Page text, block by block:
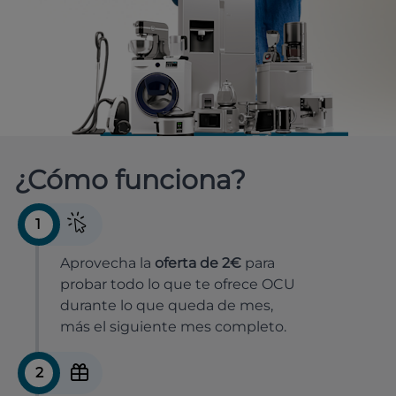
¿Cómo funciona?
1
Aprovecha la oferta de 2€ para
probar todo lo que te ofrece OCU
durante lo que queda de mes,
más el siguiente mes completo.
2